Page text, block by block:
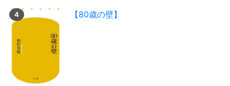
【80歳の壁】